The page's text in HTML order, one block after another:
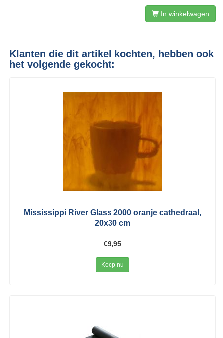
In winkelwagen
Klanten die dit artikel kochten, hebben ook
het volgende gekocht:
Mississippi River Glass 2000 oranje cathedraal,
20x30 cm
€9,95
Koop nu